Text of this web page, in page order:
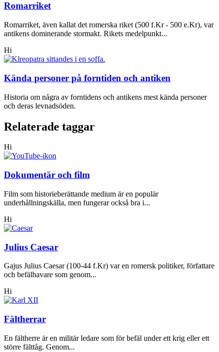
Romarriket
Romarriket, även kallat det romerska riket (500 f.Kr - 500 e.Kr), var
antikens dominerande stormakt. Rikets medelpunkt...
Hi
Kända personer på forntiden och antiken
Historia om några av forntidens och antikens mest kända personer
och deras levnadsöden.
Relaterade taggar
Hi
Dokumentär och film
Film som historieberättande medium är en populär
underhållningskälla, men fungerar också bra i...
Hi
Julius Caesar
Gajus Julius Caesar (100-44 f.Kr) var en romersk politiker, författare
och befälhavare som genom...
Hi
Fältherrar
En fältherre är en militär ledare som för befäl under ett krig eller ett
större fälttåg. Genom...